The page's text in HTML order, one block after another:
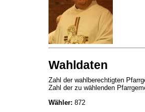
Wahldaten
Zahl der wahlberechtigten
Zahl der zu wählenden
Wähler: 872